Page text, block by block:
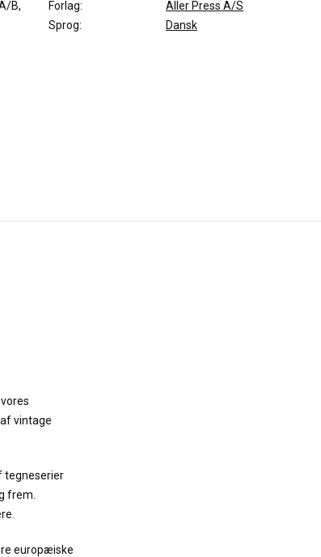
B,
Forlag:
Aller Press A/S
Sprog:
Dansk
vintage
tegneserier
frem.
europæiske